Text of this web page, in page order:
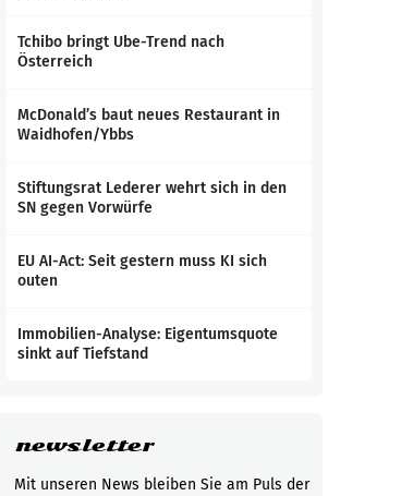
Tchibo bringt Ube-Trend nach
Österreich
McDonald’s baut neues Restaurant in
Waidhofen/Ybbs
Stiftungsrat Lederer wehrt sich in den
SN gegen Vorwürfe
EU AI-Act: Seit gestern muss KI sich
outen
Immobilien-Analyse: Eigentumsquote
sinkt auf Tiefstand
newsletter
Mit unseren News bleiben Sie am Puls der